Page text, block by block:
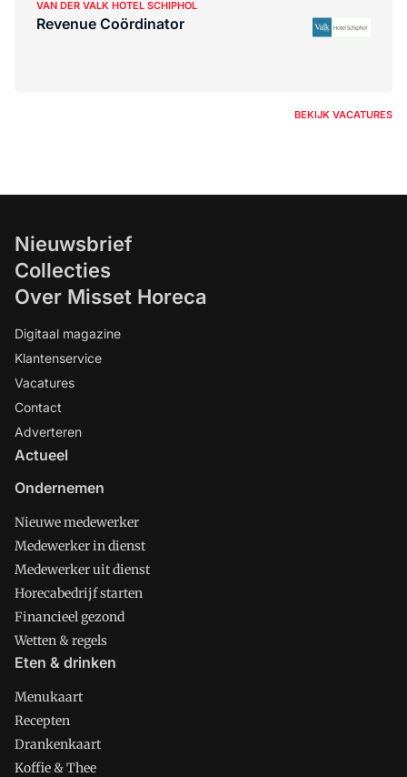
VAN DER VALK HOTEL SCHIPHOL
Revenue Coördinator
BEKIJK VACATURES
Nieuwsbrief
Collecties
Over Misset Horeca
Digitaal magazine
Klantenservice
Vacatures
Contact
Adverteren
Actueel
Ondernemen
Nieuwe medewerker
Medewerker in dienst
Medewerker uit dienst
Horecabedrijf starten
Financieel gezond
Wetten & regels
Eten & drinken
Menukaart
Recepten
Drankenkaart
Koffie & Thee